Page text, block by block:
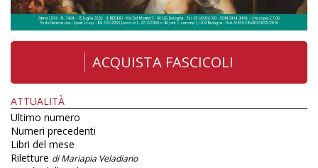
ACQUISTA FASCICOLI
ATTUALITÀ
Ultimo numero
Numeri precedenti
Libri del mese
Riletture di Mariapia Veladiano